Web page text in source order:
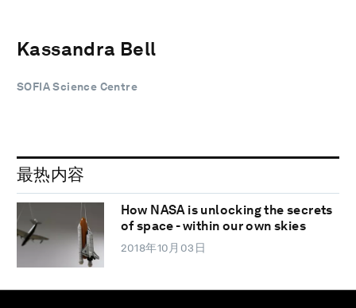
Kassandra Bell
SOFIA Science Centre
最热内容
How NASA is unlocking the secrets
of space - within our own skies
2018年10月03日